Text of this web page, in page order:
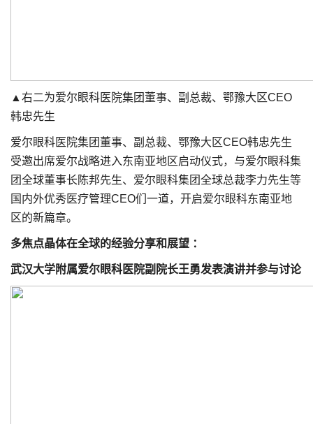
▲右二为爱尔眼科医院集团董事、副总裁、鄂豫大区CEO
韩忠先生
爱尔眼科医院集团董事、副总裁、鄂豫大区CEO韩忠先生
受邀出席爱尔战略进入东南亚地区启动仪式，与爱尔眼科集
团全球董事长陈邦先生、爱尔眼科集团全球总裁李力先生等
国内外优秀医疗管理CEO们一道，开启爱尔眼科东南亚地
区的新篇章。
多焦点晶体在全球的经验分享和展望 ：
武汉大学附属爱尔眼科医院副院长王勇发表演讲并参与讨论